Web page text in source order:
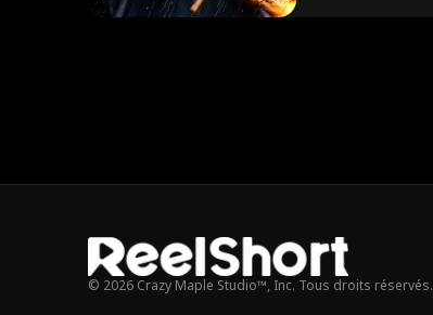
© 2026 Crazy Maple Studio™, Inc. Tous droits réservés.